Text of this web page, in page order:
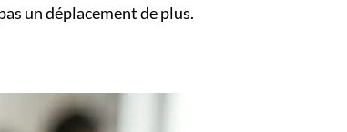
un déplacement de plus.